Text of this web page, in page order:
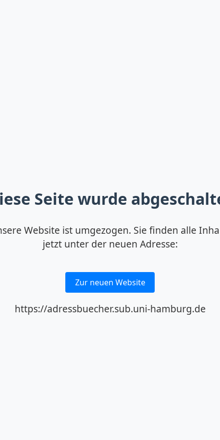
Seite wurde
Website ist umgezogen. Sie finden alle
jetzt unter der neuen Adresse:
Zur neuen Website
https://adressbuecher.sub.uni-hamburg.de